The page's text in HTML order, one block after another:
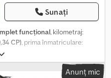
Sunați
funcțional, kilometraj:
CP), prima înmatriculare:
, tip de angrenaj:automat,
, număr de cilindri:6
Anunț mic